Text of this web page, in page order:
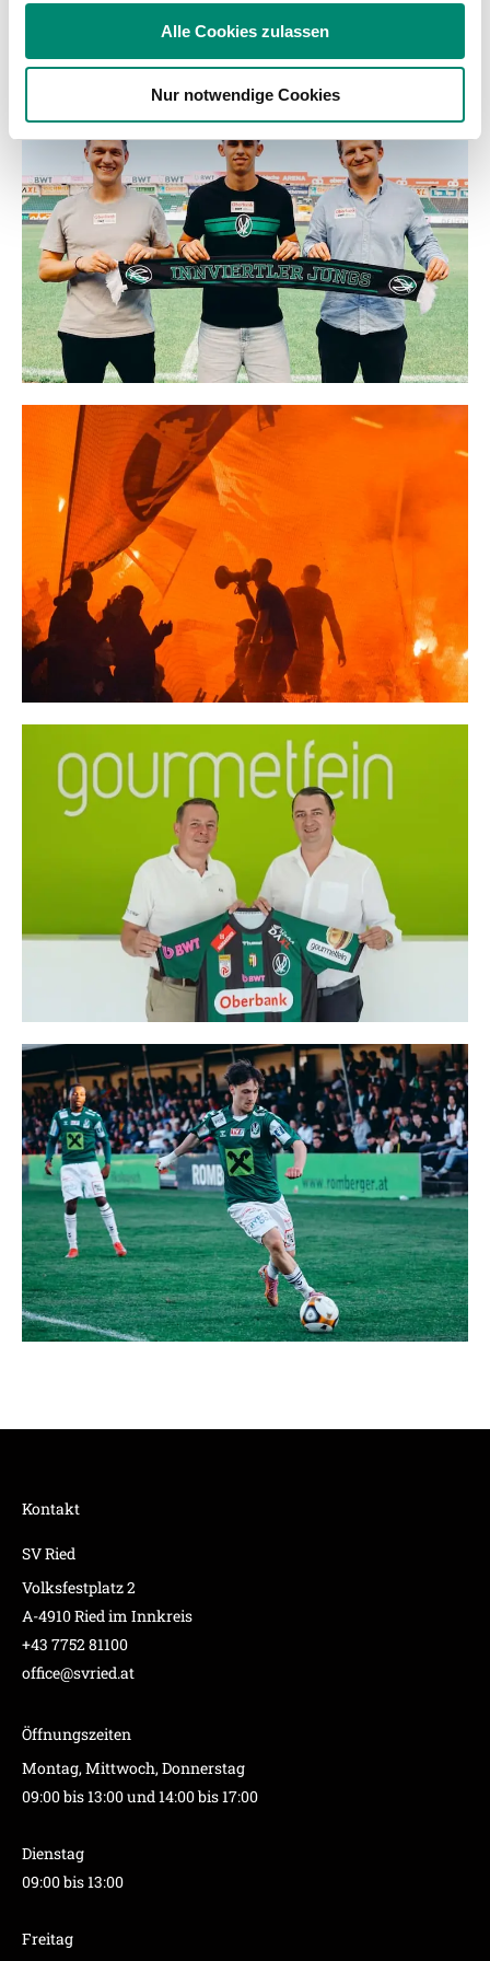
Partner führen diese Informationen möglicherweise mit
weiteren Daten zusammen, die Sie ihnen bereitgestellt
haben oder die sie im Rahmen Ihrer Nutzung der Dienste
gesammelt haben.
Weitere Details, insbesondere zu Speicherdauer und
Empfänger entnehmen Sie unserer
Datenschutzerklärung.
Alle Cookies zulassen
Nur notwendige Cookies
WEITERE NEWS
Kontakt
SV Ried
Volksfestplatz 2
A-4910 Ried im Innkreis
+43 7752 81100
office@svried.at
Öffnungszeiten
Montag, Mittwoch, Donnerstag
09:00 bis 13:00 und 14:00 bis 17:00
Dienstag
09:00 bis 13:00
Freitag